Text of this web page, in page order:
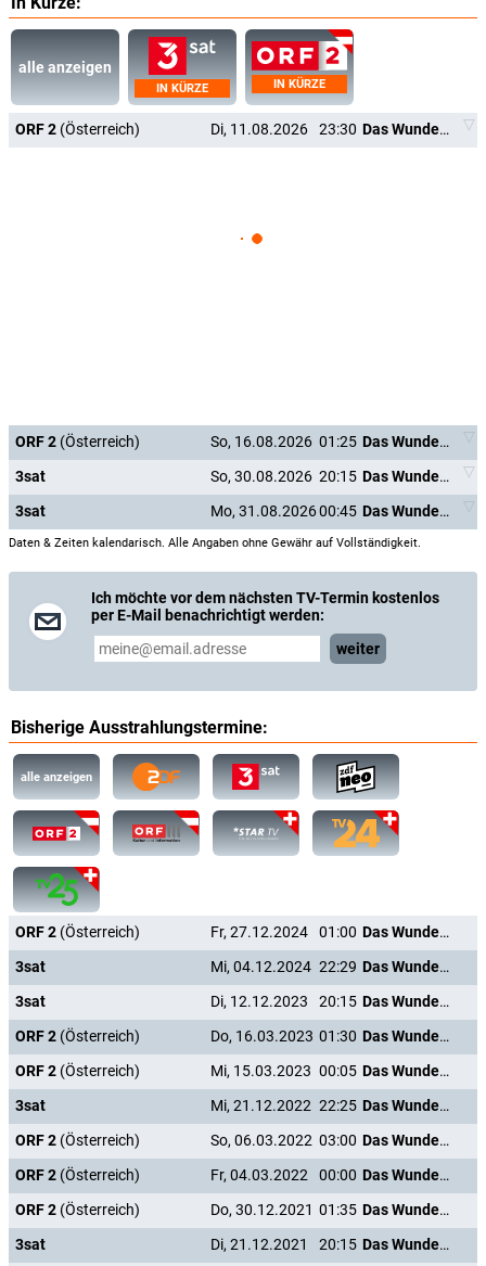
alle anzeigen
IN KÜRZE IN KÜRZE
ORF 2 (Österreich) Di, 11.08.2026 23:30 Das Wunder von Kärnten
ORF 2 (Österreich) So, 16.08.2026 01:25
Das Wunder von Kärnten
3sat
So, 30.08.2026 20:15
Das Wunder von Kärnten
3sat
Mo, 31.08.202600:45 Das Wunder von Kärnten
Daten & Zeiten kalendarisch. Alle Angaben ohne Gewähr auf Vollständigkeit.
Ich möchte vor dem nächsten TV-Termin kostenlos
per E-Mail benachrichtigt werden:
weiter
Bisherige Ausstrahlungstermine:
alle anzeigen
ORF 2 (Österreich) Fr, 27.12.2024 01:00
Das Wunder von Kärnten
3sat
Mi, 04.12.2024 22:29
Das Wunder von Kärnten
3sat
Di, 12.12.2023 20:15
Das Wunder von Kärnten
ORF 2 (Österreich) Do, 16.03.2023 01:30
Das Wunder von Kärnten
ORF 2 (Österreich) Mi, 15.03.2023 00:05
Das Wunder von Kärnten
3sat
Mi, 21.12.2022 22:25
Das Wunder von Kärnten
ORF 2 (Österreich) So, 06.03.2022 03:00
Das Wunder von Kärnten
ORF 2 (Österreich) Fr, 04.03.2022 00:00
Das Wunder von Kärnten
ORF 2 (Österreich) Do, 30.12.2021 01:35
Das Wunder von Kärnten
3sat
Di, 21.12.2021 20:15
Das Wunder von Kärnten